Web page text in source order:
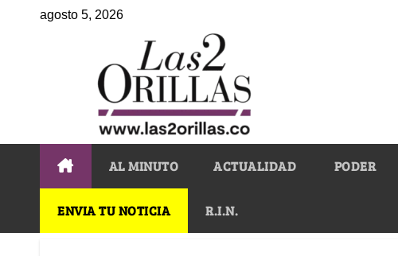
agosto 5, 2026
AL MINUTO ACTUALIDAD PODER
ENVIA TU NOTICIA R.I.N.